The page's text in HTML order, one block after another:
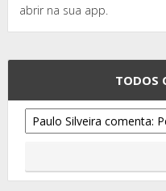
abrir na sua app.
TODOS